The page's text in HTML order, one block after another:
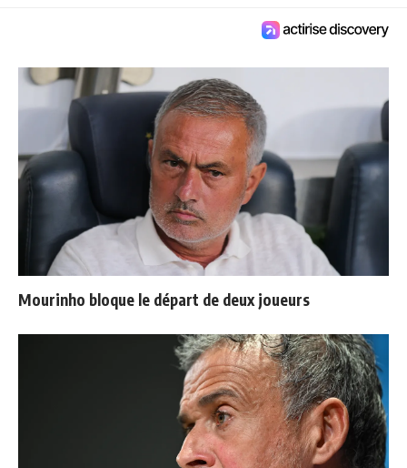
Mourinho bloque le départ de deux joueurs